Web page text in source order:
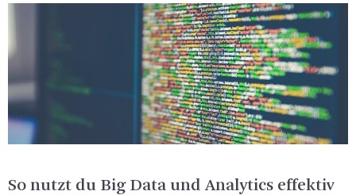
So nutzt du Big Data und Ana­ly­tics ef­fek­tiv